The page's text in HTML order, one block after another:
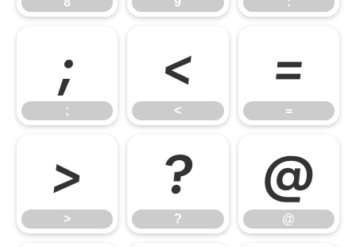
;
;
<
<
=
=
>
>
?
?
@
@